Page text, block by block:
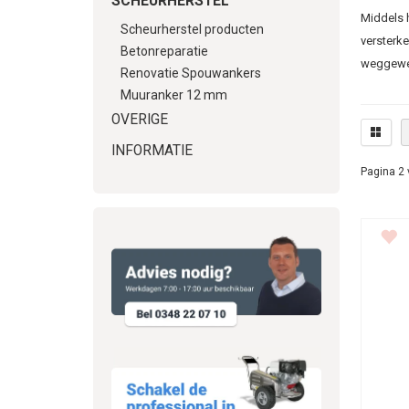
Scheurherstel producten
Betonreparatie
Renovatie Spouwankers
Muuranker 12 mm
OVERIGE
INFORMATIE
Middels
en te
Pagina 2